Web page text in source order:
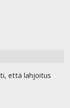
että lahjoitus